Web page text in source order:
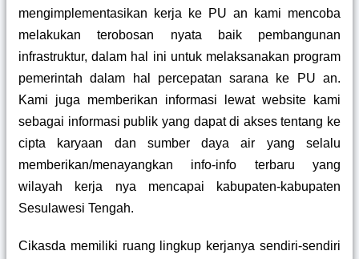
mengimplementasikan kerja ke PU an kami mencoba
melakukan terobosan nyata baik pembangunan
infrastruktur, dalam hal ini untuk melaksanakan program
pemerintah dalam hal percepatan sarana ke PU an.
Kami juga memberikan informasi lewat website kami
sebagai informasi publik yang dapat di akses tentang ke
cipta karyaan dan sumber daya air yang selalu
memberikan/menayangkan info-info terbaru yang
wilayah kerja nya mencapai kabupaten-kabupaten
Sesulawesi Tengah.
Cikasda memiliki ruang lingkup kerjanya sendiri-sendiri